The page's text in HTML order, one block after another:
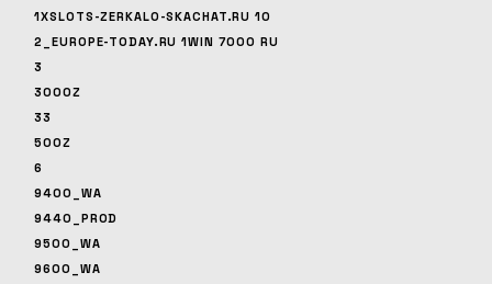
1XSLOTS-ZERKALO-SKACHAT.RU 10
2_EUROPE-TODAY.RU 1WIN 7000 RU
3
3000Z
33
500Z
6
9400_WA
9440_PROD
9500_WA
9600_WA